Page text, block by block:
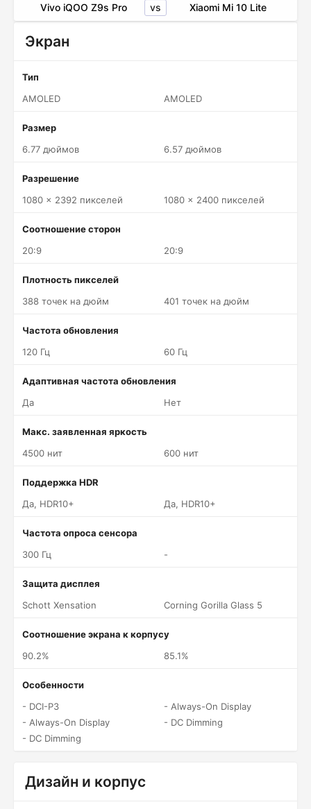
Vivo iQOO Z9s Pro vs Xiaomi Mi 10 Lite
Экран
Тип
AMOLED
AMOLED
Размер
6.77 дюймов
6.57 дюймов
Разрешение
1080 x 2392 пикселей
1080 x 2400 пикселей
Соотношение сторон
20:9
20:9
Плотность пикселей
388 точек на дюйм
401 точек на дюйм
Частота обновления
120 Гц
60 Гц
Адаптивная частота обновления
Да
Нет
Макс. заявленная яркость
4500 нит
600 нит
Поддержка HDR
Да, HDR10+
Да, HDR10+
Частота опроса сенсора
300 Гц
-
Защита дисплея
Schott Xensation
Corning Gorilla Glass 5
Соотношение экрана к корпусу
90.2%
85.1%
Особенности
- DCI-P3
- Always-On Display
- DC Dimming
- Always-On Display
- DC Dimming
Дизайн и корпус